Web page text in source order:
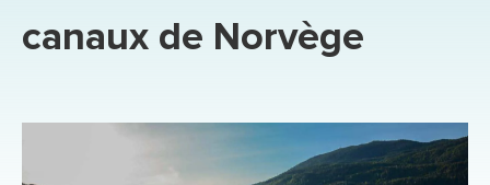
canaux de Norvège